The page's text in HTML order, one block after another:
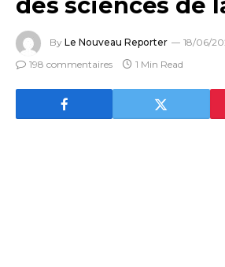
By Le Nouveau Reporter
18/06/
198 commentaires
1 Min Read